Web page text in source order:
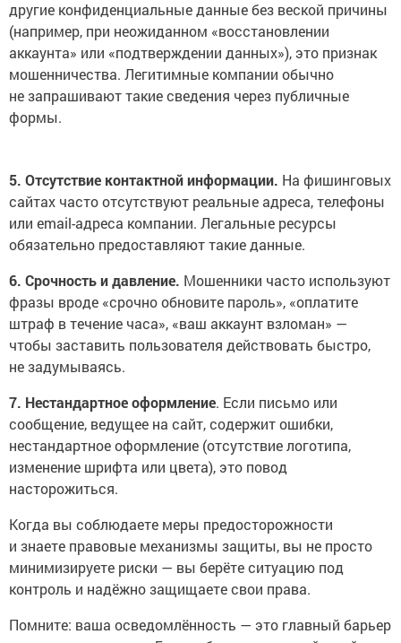
другие конфиденциальные данные без веской причины
(например, при неожиданном «восстановлении
аккаунта» или «подтверждении данных»), это признак
мошенничества. Легитимные компании обычно
не запрашивают такие сведения через публичные
формы.
5. Отсутствие контактной информации. На фишинговых
сайтах часто отсутствуют реальные адреса, телефоны
или email-адреса компании. Легальные ресурсы
обязательно предоставляют такие данные.
6. Срочность и давление. Мошенники часто используют
фразы вроде «срочно обновите пароль», «оплатите
штраф в течение часа», «ваш аккаунт взломан» —
чтобы заставить пользователя действовать быстро,
не задумываясь.
7. Нестандартное оформление. Если письмо или
сообщение, ведущее на сайт, содержит ошибки,
нестандартное оформление (отсутствие логотипа,
изменение шрифта или цвета), это повод
насторожиться.
Когда вы соблюдаете меры предосторожности
и знаете правовые механизмы защиты, вы не просто
минимизируете риски — вы берёте ситуацию под
контроль и надёжно защищаете свои права.
Помните: ваша осведомлённость — это главный барьер